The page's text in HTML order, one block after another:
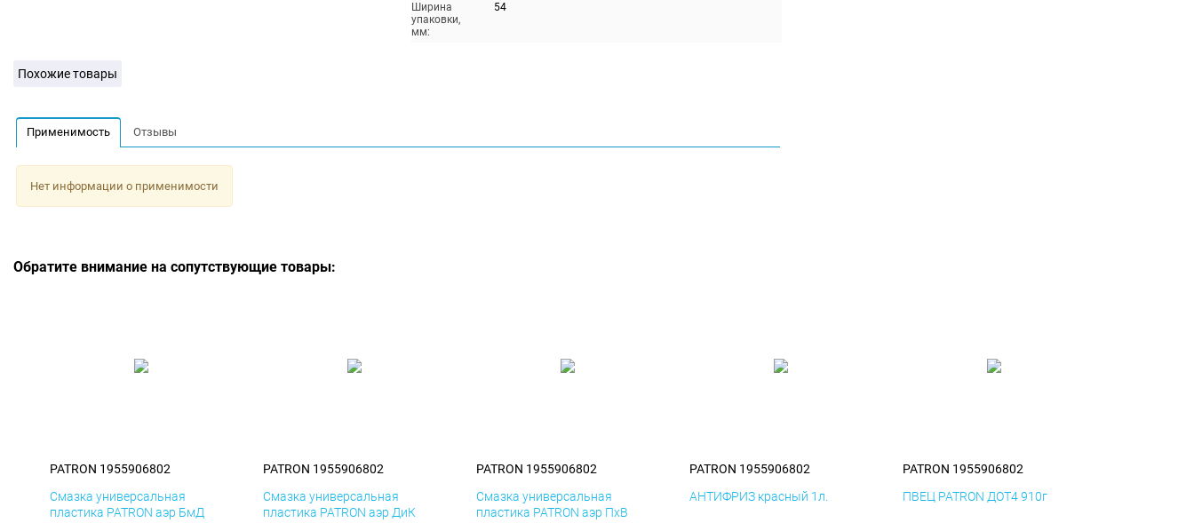
Ширина
упаковки,
мм:
54
Похожие товары
Применимость Отзывы
Нет информации о применимости
Обратите внимание на сопутствующие товары:
PATRON 1955906802
Смазка универсальная
пластика PATRON аэр БмД
PATRON 1955906802
Смазка универсальная
пластика PATRON аэр ДиК
PATRON 1955906802
Смазка универсальная
пластика PATRON аэр ПхВ
PATRON 1955906802
АНТИФРИЗ красный 1л.
PATRON 1955906802
ПВЕЦ PATRON ДОТ4 910г